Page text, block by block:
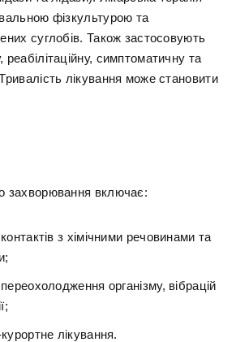
фізкультурою та
суглобів. Також застосовують
симптоматичну та
лікування може становити
захворювання включає:
з хімічними речовинами та
організму, вібрацій
лікування.